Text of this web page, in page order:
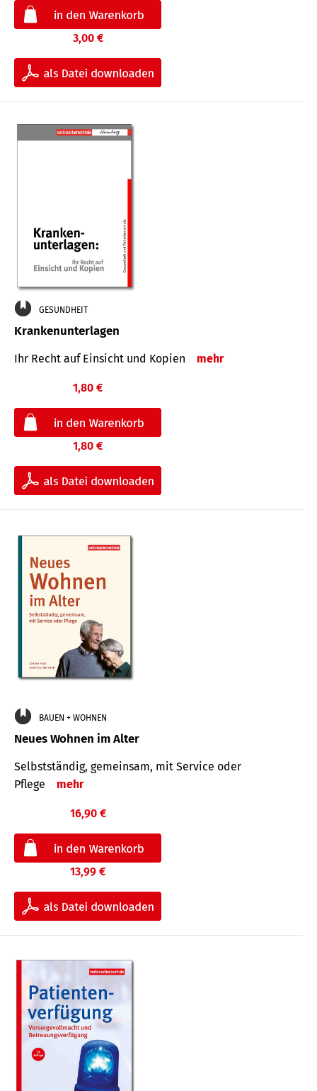
3,00 €
GESUNDHEIT
Krankenunterlagen
Ihr Recht auf Einsicht und Kopien mehr
1,80 €
1,80 €
BAUEN + WOHNEN
Neues Wohnen im Alter
Selbstständig, gemeinsam, mit Service oder
Pflege
mehr
16,90 €
13,99 €